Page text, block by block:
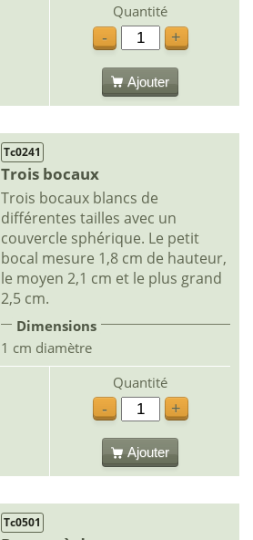
Quantité
-
+
Ajouter
Tc0241
Trois bocaux
Trois bocaux blancs de
différentes tailles avec un
couvercle sphérique. Le petit
bocal mesure 1,8 cm de hauteur,
le moyen 2,1 cm et le plus grand
2,5 cm.
Dimensions
1 cm diamètre
Quantité
-
+
Ajouter
Tc0501